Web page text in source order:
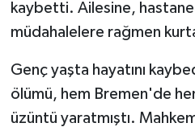
kaybetti. Ailesine,
müdahalelere rağmen
Genç yaşta hayatını
ölümü, hem Bremen'de
üzüntü yaratmıştı.